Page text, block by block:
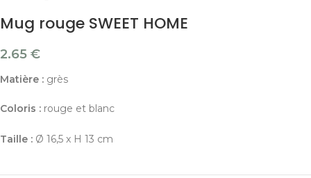
Mug rouge SWEET HOME
2.65 €
Matière : grès
Coloris : rouge et blanc
Taille : Ø 16,5 x H 13 cm